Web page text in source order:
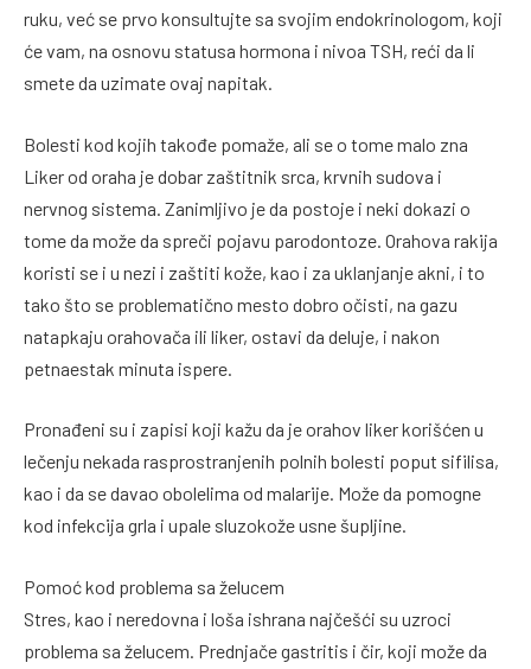
ruku, već se prvo konsultujte sa svojim endokrinologom, koji
će vam, na osnovu statusa hormona i nivoa TSH, reći da li
smete da uzimate ovaj napitak.
Bolesti kod kojih takođe pomaže, ali se o tome malo zna
Liker od oraha je dobar zaštitnik srca, krvnih sudova i
nervnog sistema. Zanimljivo je da postoje i neki dokazi o
tome da može da spreči pojavu parodontoze. Orahova rakija
koristi se i u nezi i zaštiti kože, kao i za uklanjanje akni, i to
tako što se problematično mesto dobro očisti, na gazu
natapkaju orahovača ili liker, ostavi da deluje, i nakon
petnaestak minuta ispere.
Pronađeni su i zapisi koji kažu da je orahov liker korišćen u
lečenju nekada rasprostranjenih polnih bolesti poput sifilisa,
kao i da se davao obolelima od malarije. Može da pomogne
kod infekcija grla i upale sluzokože usne šupljine.
Pomoć kod problema sa želucem
Stres, kao i neredovna i loša ishrana najčešći su uzroci
problema sa želucem. Prednjače gastritis i čir, koji može da